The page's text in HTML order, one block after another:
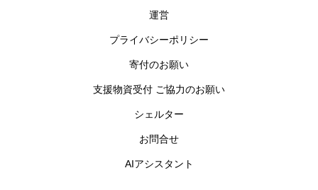
運営
プライバシーポリシー
寄付のお願い
支援物資受付 ご協力のお願い
シェルター
お問合せ
AIアシスタント